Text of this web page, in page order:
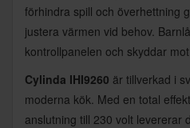
förhindra spill och överhettning
justera värmen vid behov.
kontrollpanelen och skyddar
Cylinda IHI9260 är tillverkad i
moderna kök. Med en total
anslutning till 230 volt levererar